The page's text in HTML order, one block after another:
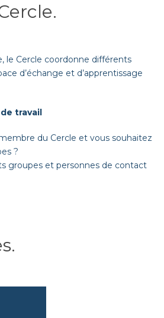
.
le Cercle coordonne différents
d’échange et d’apprentissage
travail
du Cercle et vous souhaitez
?
groupes et personnes de contact
.